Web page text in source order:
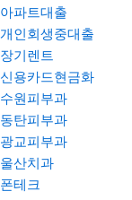
아파트대출
개인회생중대출
장기렌트
신용카드현금화
수원피부과
동탄피부과
광교피부과
울산치과
폰테크